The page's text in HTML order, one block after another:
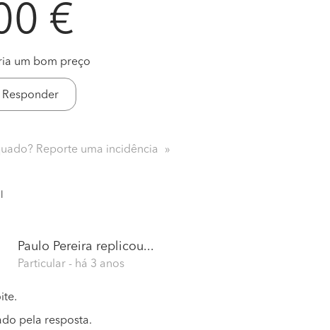
€
um bom preço
Responder
Reporte uma incidência
Paulo Pereira replicou...
Particular - há 3 anos
pela resposta.